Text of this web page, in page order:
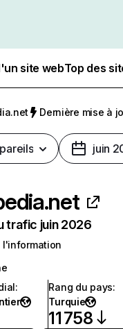
site webTop des
Dernière mise à
juin
trafic juin 2026
l'information
:
Rang du pays:
Turquie
11 758